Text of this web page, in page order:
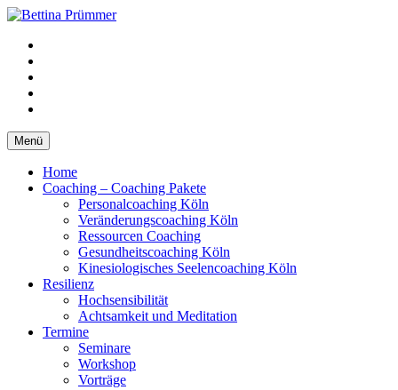
Springe
Inhalt
Menü
Home
Coaching – Coaching Pakete
Personalcoaching Köln
Veränderungscoaching Köln
Ressourcen Coaching
Gesundheitscoaching Köln
Kinesiologisches Seelencoaching Köln
Resilienz
Hochsensibilität
Achtsamkeit und Meditation
Termine
Seminare
Workshop
Vorträge